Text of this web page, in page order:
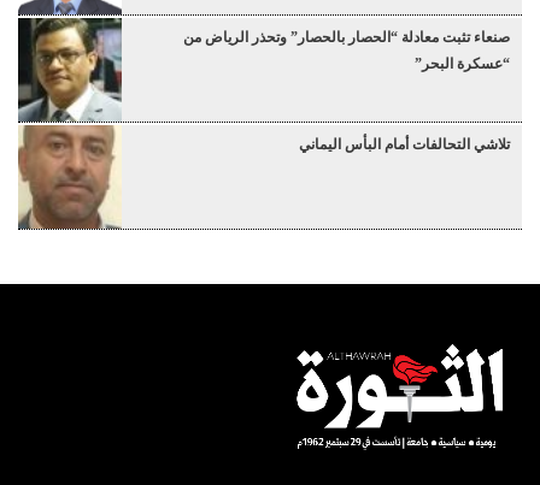
صنعاء تثبت معادلة “الحصار بالحصار” وتحذر الرياض من
“عسكرة البحر”
تلاشي التحالفات أمام البأس اليماني